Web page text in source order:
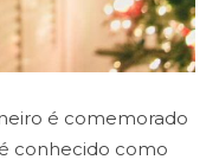
é comemorado
conhecido como